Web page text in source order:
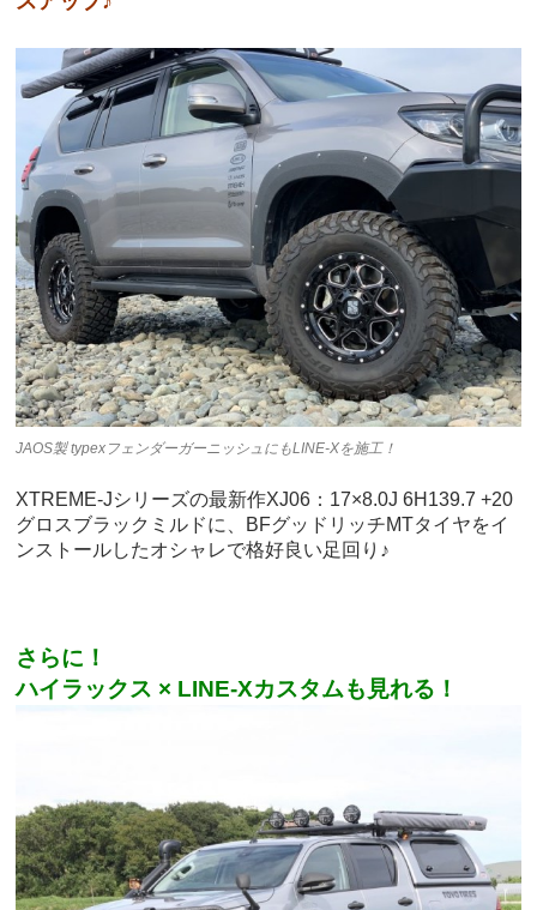
JAOS製 typexフェンダーガーニッシュにもLINE-Xを施工！
XTREME-Jシリーズの最新作XJ06：17×8.0J 6H139.7 +20
グロスブラックミルドに、BFグッドリッチMTタイヤをイ
ンストールしたオシャレで格好良い足回り♪
さらに！
ハイラックス × LINE-Xカスタムも見れる！